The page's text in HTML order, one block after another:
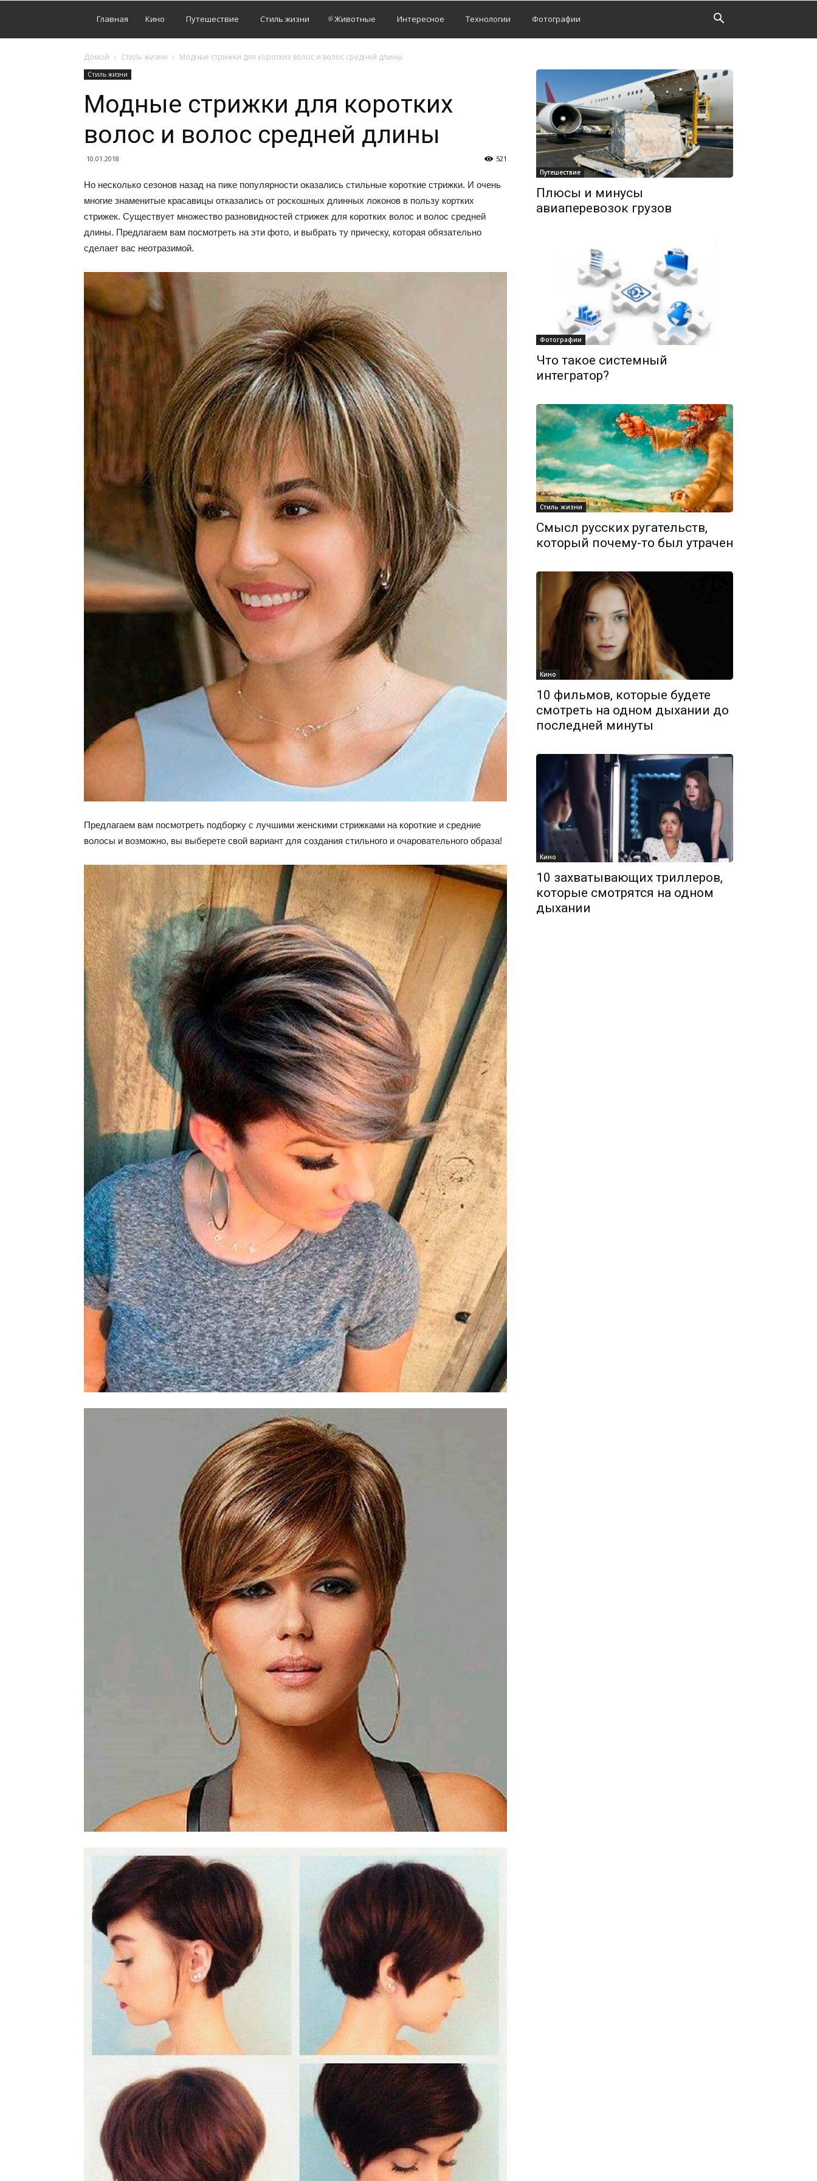
Главная Кино Путешествие Стиль жизни Животные Интересное Технологии Фотографии
Домой Стиль жизни Модные стрижки для коротких волос и волос средней длины
Стиль жизни
Модные стрижки для коротких
волос и волос средней длины
10.01.2018 521
Но несколько сезонов назад на пике популярности оказались стильные короткие стрижки. И очень
многие знаменитые красавицы отказались от роскошных длинных локонов в пользу кортких
стрижек. Существует множество разновидностей стрижек для коротких волос и волос средней
длины. Предлагаем вам посмотреть на эти фото, и выбрать ту прическу, которая обязательно
сделает вас неотразимой.
Предлагаем вам посмотреть подборку с лучшими женскими стрижками на короткие и средние
волосы и возможно, вы выберете свой вариант для создания стильного и очаровательного образа!
Путешествие
Плюсы и минусы
авиаперевозок грузов
Фотографии
Что такое системный
интегратор?
Стиль жизни
Смысл русских ругательств,
который почему-то был утрачен
Кино
10 фильмов, которые будете
смотреть на одном дыхании до
последней минуты
Кино
10 захватывающих триллеров,
которые смотрятся на одном
дыхании